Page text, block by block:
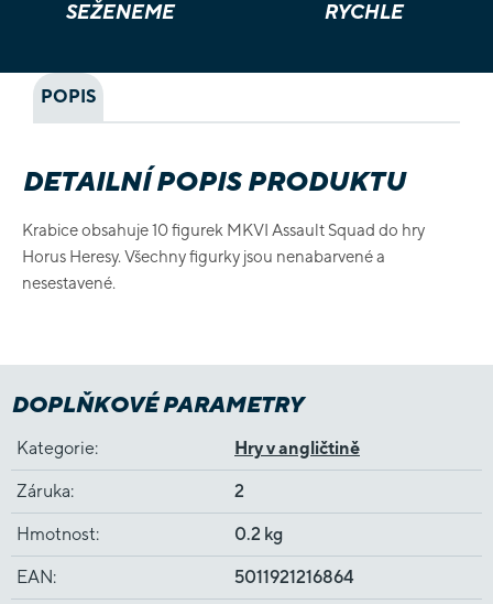
SEŽENEME
RYCHLE
POPIS
DETAILNÍ POPIS PRODUKTU
Krabice obsahuje 10 figurek MKVI Assault Squad do hry
Horus Heresy. Všechny figurky jsou nenabarvené a
nesestavené.
DOPLŇKOVÉ PARAMETRY
Kategorie: Hry v angličtině
Záruka: 2
Hmotnost: 0.2 kg
EAN: 5011921216864